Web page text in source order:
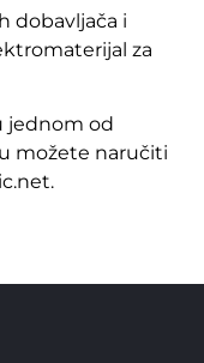
dobavljača i
za
jednom od
možete naručiti